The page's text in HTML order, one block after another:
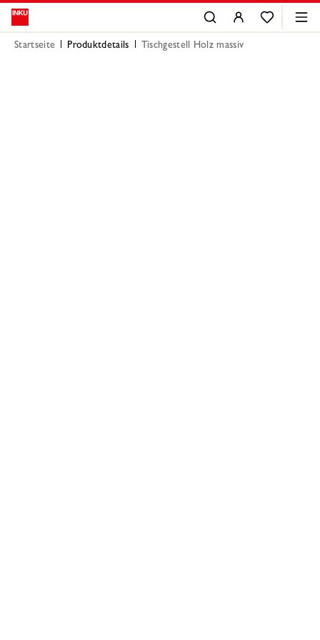
Startseite Produktdetails Tischgestell Holz massiv